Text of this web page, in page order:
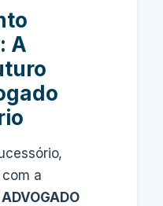
A
a
ADVOGADO